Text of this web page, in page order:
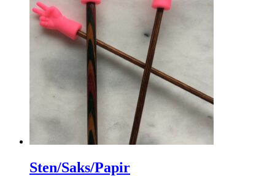
Sten/Saks/Papir